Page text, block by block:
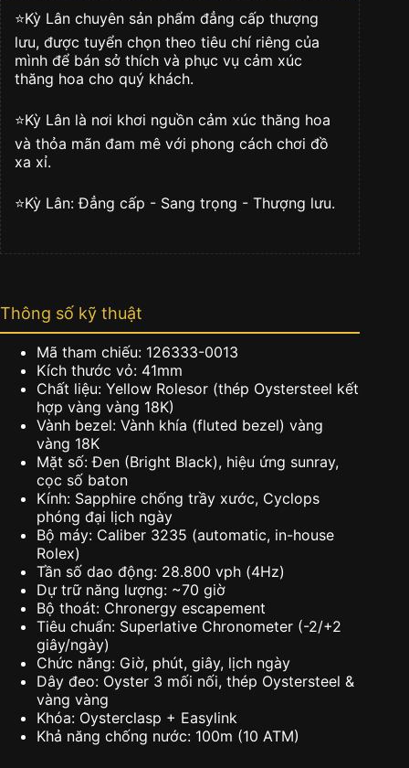
dạ
quang
126333-
0013
số
lượng
⭐️Kỳ Lân chuyên sản phẩm đẳng cấp thượng
lưu, được tuyển chọn theo tiêu chí riêng của
mình để bán sở thích và phục vụ cảm xúc
thăng hoa cho quý khách.
⭐️Kỳ Lân là nơi khơi nguồn cảm xúc thăng hoa
và thỏa mãn đam mê với phong cách chơi đồ
xa xỉ.
⭐️Kỳ Lân: Đẳng cấp - Sang trọng - Thượng lưu.
Thông số kỹ thuật
Mã tham chiếu: 126333-0013
Kích thước vỏ: 41mm
Chất liệu: Yellow Rolesor (thép Oystersteel kết
hợp vàng vàng 18K)
Vành bezel: Vành khía (fluted bezel) vàng
vàng 18K
Mặt số: Đen (Bright Black), hiệu ứng sunray,
cọc số baton
Kính: Sapphire chống trầy xước, Cyclops
phóng đại lịch ngày
Bộ máy: Caliber 3235 (automatic, in-house
Rolex)
Tần số dao động: 28.800 vph (4Hz)
Dự trữ năng lượng: ~70 giờ
Bộ thoát: Chronergy escapement
Tiêu chuẩn: Superlative Chronometer (-2/+2
giây/ngày)
Chức năng: Giờ, phút, giây, lịch ngày
Dây đeo: Oyster 3 mối nối, thép Oystersteel &
vàng vàng
Khóa: Oysterclasp + Easylink
Khả năng chống nước: 100m (10 ATM)